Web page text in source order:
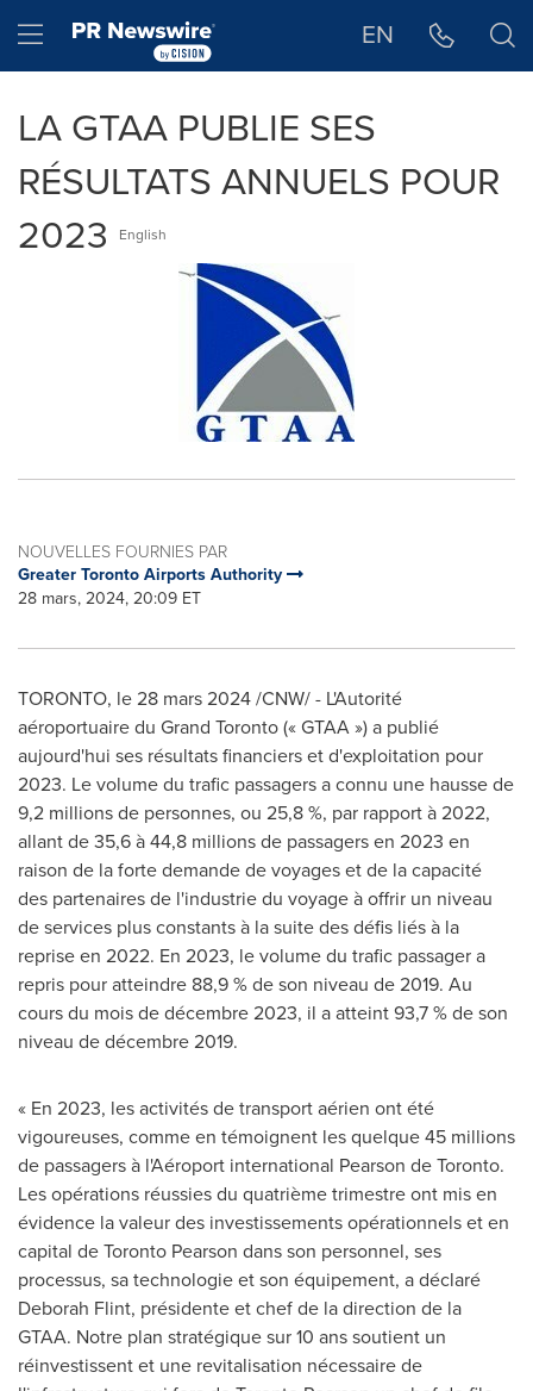
Hamburger menu EN
LA GTAA PUBLIE SES
RÉSULTATS ANNUELS POUR
2023
English
NOUVELLES FOURNIES PAR
Greater Toronto Airports Authority
28 mars, 2024, 20:09 ET
TORONTO, le 28 mars 2024/CNW/ - L'Autorité
aéroportuaire du Grand Toronto (« GTAA ») a publié
aujourd'hui ses résultats financiers et d'exploitation pour
2023. Le volume du trafic passagers a connu une hausse de
9,2 millions de personnes, ou 25,8 %, par rapport à 2022,
allant de 35,6 à 44,8 millions de passagers en 2023 en
raison de la forte demande de voyages et de la capacité
des partenaires de l'industrie du voyage à offrir un niveau
de services plus constants à la suite des défis liés à la
reprise en 2022. En 2023, le volume du trafic passager a
repris pour atteindre 88,9 % de son niveau de 2019. Au
cours du mois de décembre 2023, il a atteint 93,7 % de son
niveau de décembre 2019.
« En 2023, les activités de transport aérien ont été
vigoureuses, comme en témoignent les quelque 45 millions
de passagers à l'Aéroport international Pearson deToronto.
Les opérations réussies du quatrième trimestre ont mis en
évidence la valeur des investissements opérationnels et en
capital de Toronto Pearson dans son personnel, ses
processus, sa technologie et son équipement, a déclaré
Deborah Flint, présidente et chef de la direction de la
GTAA. Notre plan stratégique sur 10 ans soutient un
réinvestissent et une revitalisation nécessaire de